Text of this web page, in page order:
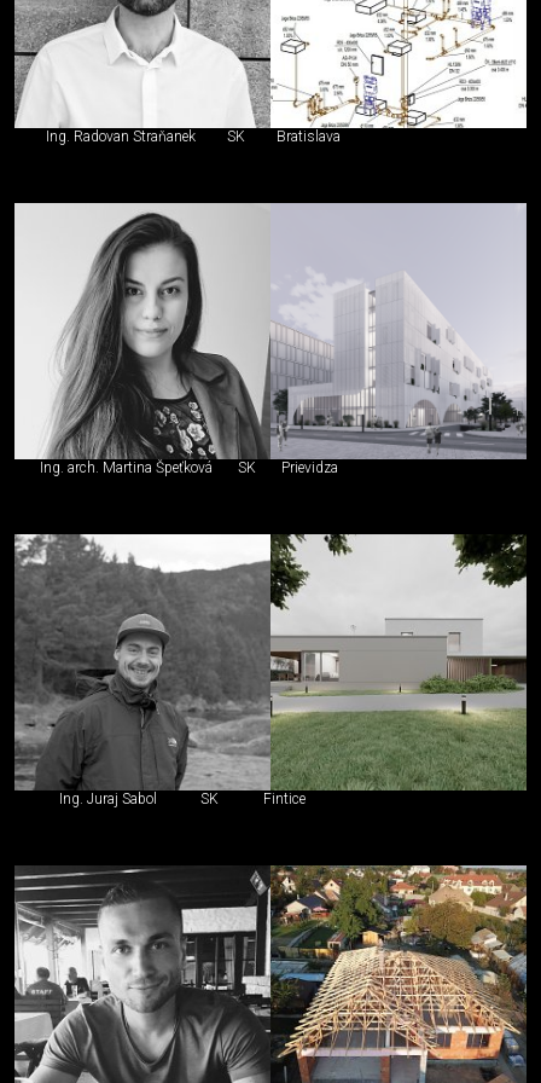
Ing. Radovan Straňanek SK Bratislava
Ing. arch. Martina Špeťková SK Prievidza
Ing. Juraj Sabol SK Fintice